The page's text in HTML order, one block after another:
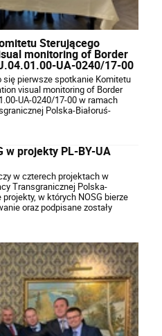
Sterującego
monitoring of Border
UA-0240/17-00
się pierwsze spotkanie Komitetu
visual monitoring of Border
UA-0240/17-00 w ramach
Polska-Białoruś-
w projekty PL-BY-UA
w czterech projektach w
Transgranicznej Polska-
w których NOSG bierze
oraz podpisane zostały